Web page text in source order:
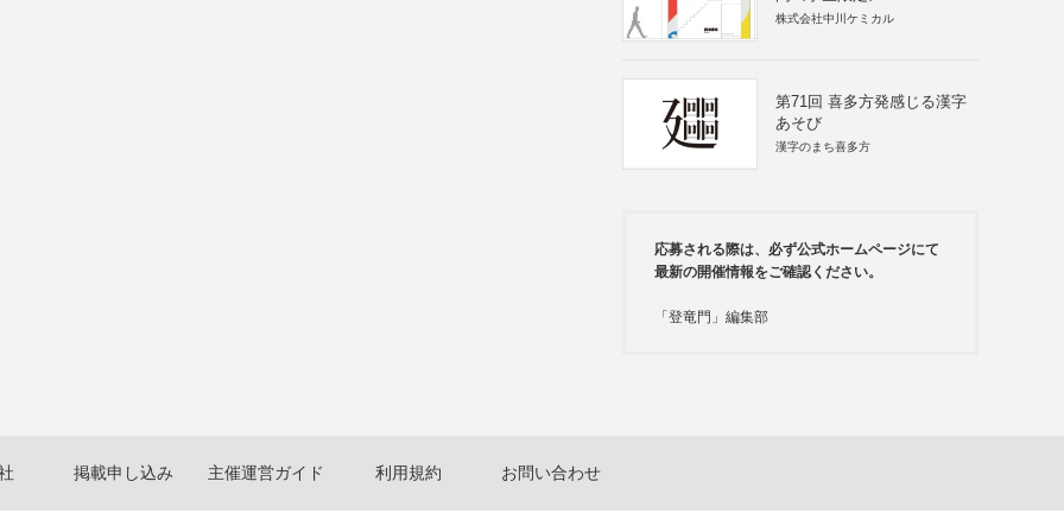
株式会社中川ケミカル
第71回 喜多方発感じる漢字
あそび
漢字のまち喜多方
応募される際は、必ず公式ホームページにて
最新の開催情報をご確認ください。
「登竜門」編集部
掲載申し込み 主催運営ガイド 利用規約 お問い合わせ